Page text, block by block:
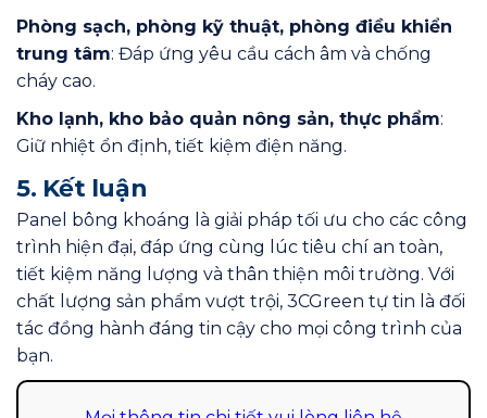
Phòng sạch, phòng kỹ thuật, phòng điều khiển
trung tâm: Đáp ứng yêu cầu cách âm và chống
cháy cao.
Kho lạnh, kho bảo quản nông sản, thực phẩm:
Giữ nhiệt ổn định, tiết kiệm điện năng.
5. Kết luận
Panel bông khoáng là giải pháp tối ưu cho các công
trình hiện đại, đáp ứng cùng lúc tiêu chí an toàn,
tiết kiệm năng lượng và thân thiện môi trường. Với
chất lượng sản phẩm vượt trội, 3CGreen tự tin là đối
tác đồng hành đáng tin cậy cho mọi công trình của
bạn.